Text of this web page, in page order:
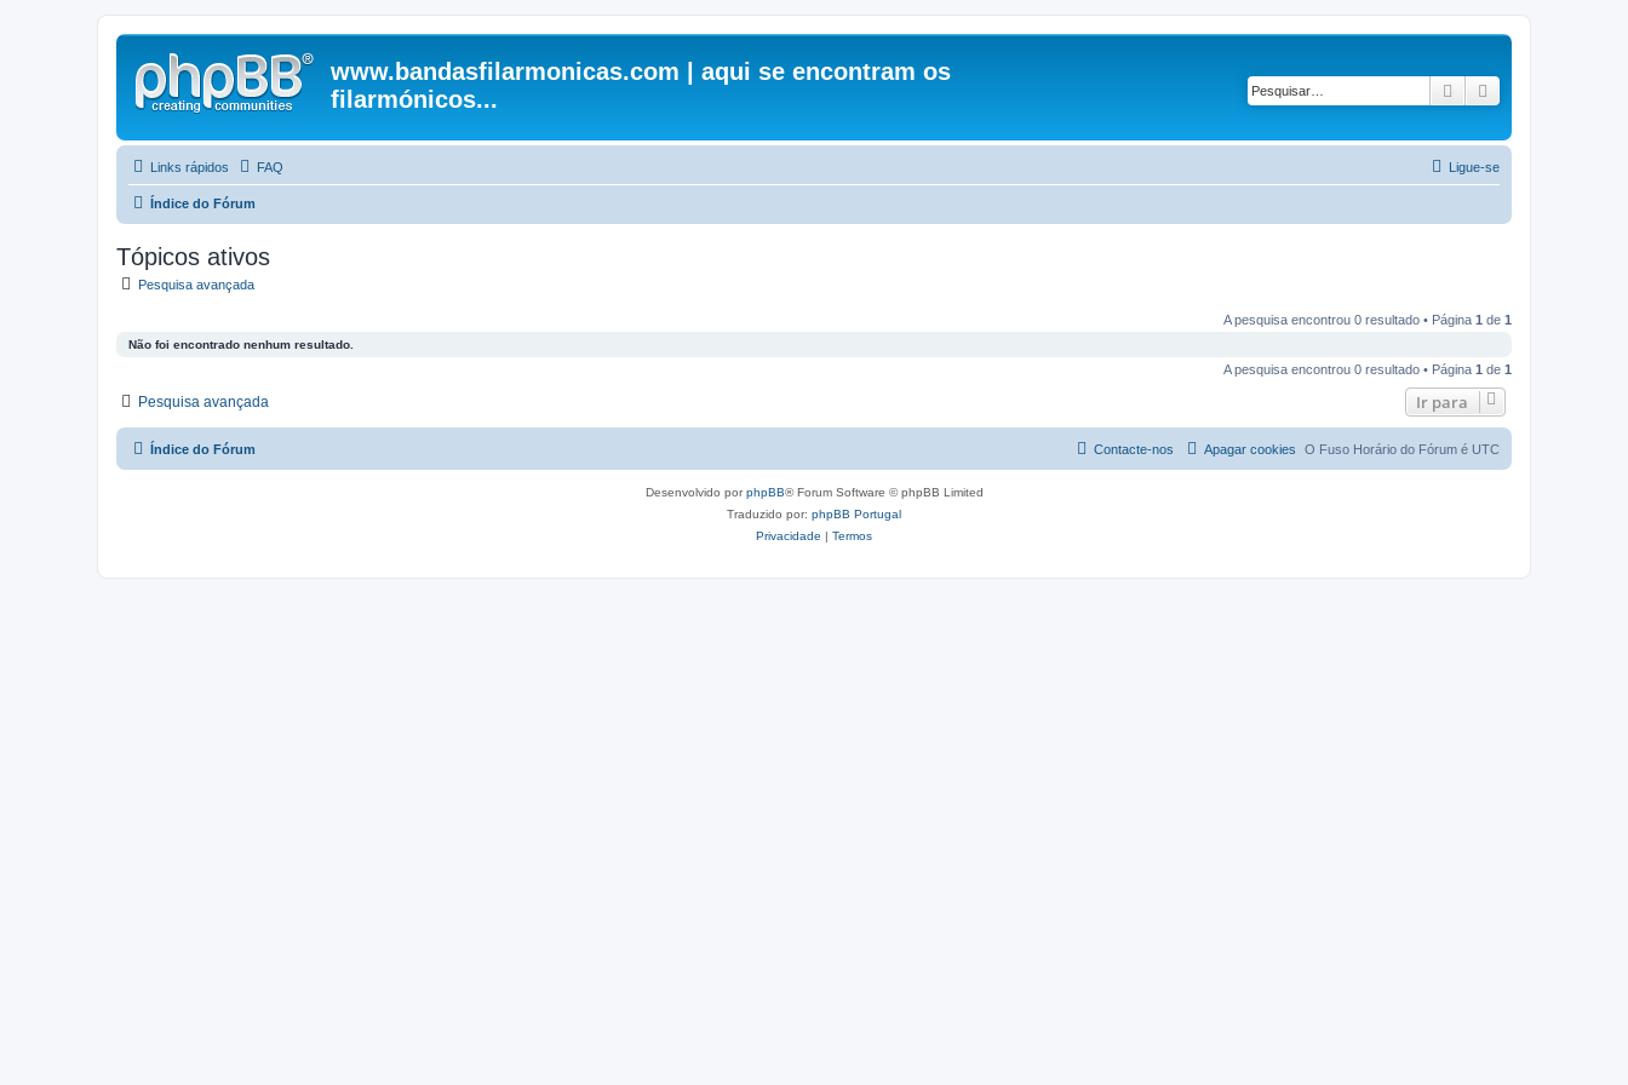
www.bandasfilarmonicas.com | aqui se encontram os
filarmónicos...
Pesquisar
Links rápidos FAQ Ligue-se
Índice do Fórum
Tópicos ativos
Pesquisa avançada
A pesquisa encontrou 0 resultado • Página 1 de 1
Não foi encontrado nenhum resultado.
A pesquisa encontrou 0 resultado • Página 1 de 1
Pesquisa avançada Ir para
Índice do Fórum O Fuso Horário do Fórum é UTC
Apagar cookies
Contacte-nos
Desenvolvido porphpBB® Forum Software © phpBB Limited
Traduzido por: phpBB Portugal
Privacidade | Termos